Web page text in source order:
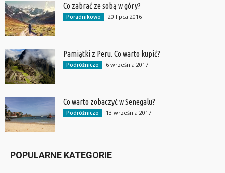
Co zabrać ze sobą w góry?
Poradnikowo 20 lipca 2016
Pamiątki z Peru. Co warto kupić?
Podróżniczo 6 września 2017
Co warto zobaczyć w Senegalu?
Podróżniczo 13 września 2017
POPULARNE KATEGORIE